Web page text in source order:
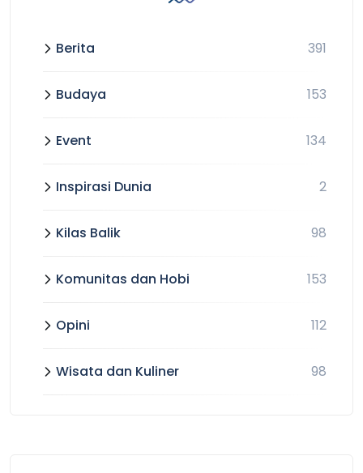
Berita 391
Budaya 153
Event 134
Inspirasi Dunia 2
Kilas Balik 98
Komunitas dan Hobi 153
Opini 112
Wisata dan Kuliner 98